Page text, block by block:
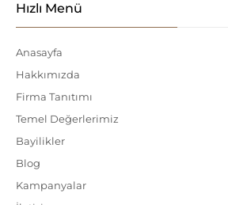
Hızlı Menü
Anasayfa
Hakkımızda
Firma Tanıtımı
Temel Değerlerimiz
Bayilikler
Blog
Kampanyalar